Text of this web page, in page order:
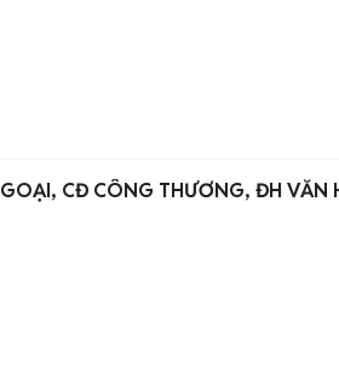
CĐ CÔNG THƯƠNG, ĐH VĂN